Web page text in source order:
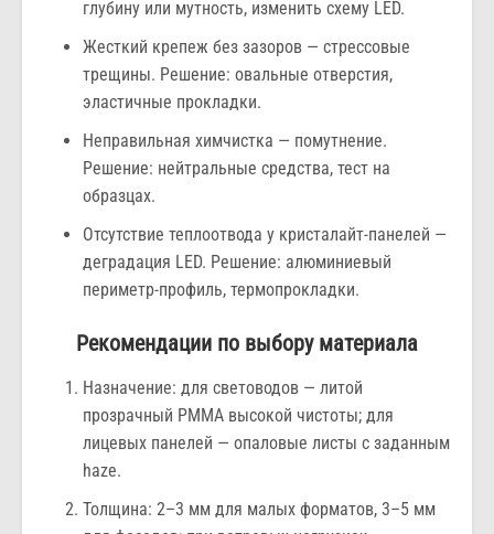
глубину или мутность, изменить схему LED.
Жесткий крепеж без зазоров — стрессовые
трещины. Решение: овальные отверстия,
эластичные прокладки.
Неправильная химчистка — помутнение.
Решение: нейтральные средства, тест на
образцах.
Отсутствие теплоотвода у кристалайт-панелей —
деградация LED. Решение: алюминиевый
периметр-профиль, термопрокладки.
Рекомендации по выбору материала
Назначение: для световодов — литой
прозрачный PMMA высокой чистоты; для
лицевых панелей — опаловые листы с заданным
haze.
Толщина: 2–3 мм для малых форматов, 3–5 мм